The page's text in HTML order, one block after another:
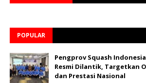
POPULAR
Pengprov Squash
Resmi Dilantik, Targetkan
dan Prestasi Nasional